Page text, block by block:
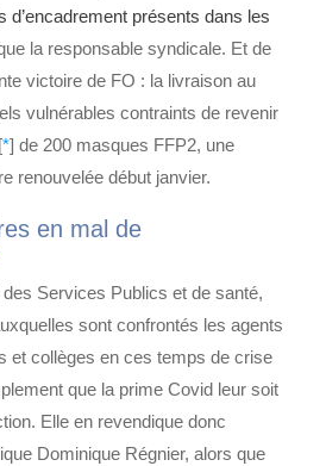
d’encadrement présents dans les
la responsable syndicale. Et de
victoire de FO : la livraison au
vulnérables contraints de revenir
*] de 200 masques FFP2, une
renouvelée début janvier.
en mal de
Services Publics et de santé,
sont confrontés les agents
et collèges en ces temps de crise
que la prime Covid leur soit
Elle en revendique donc
Dominique Régnier, alors que